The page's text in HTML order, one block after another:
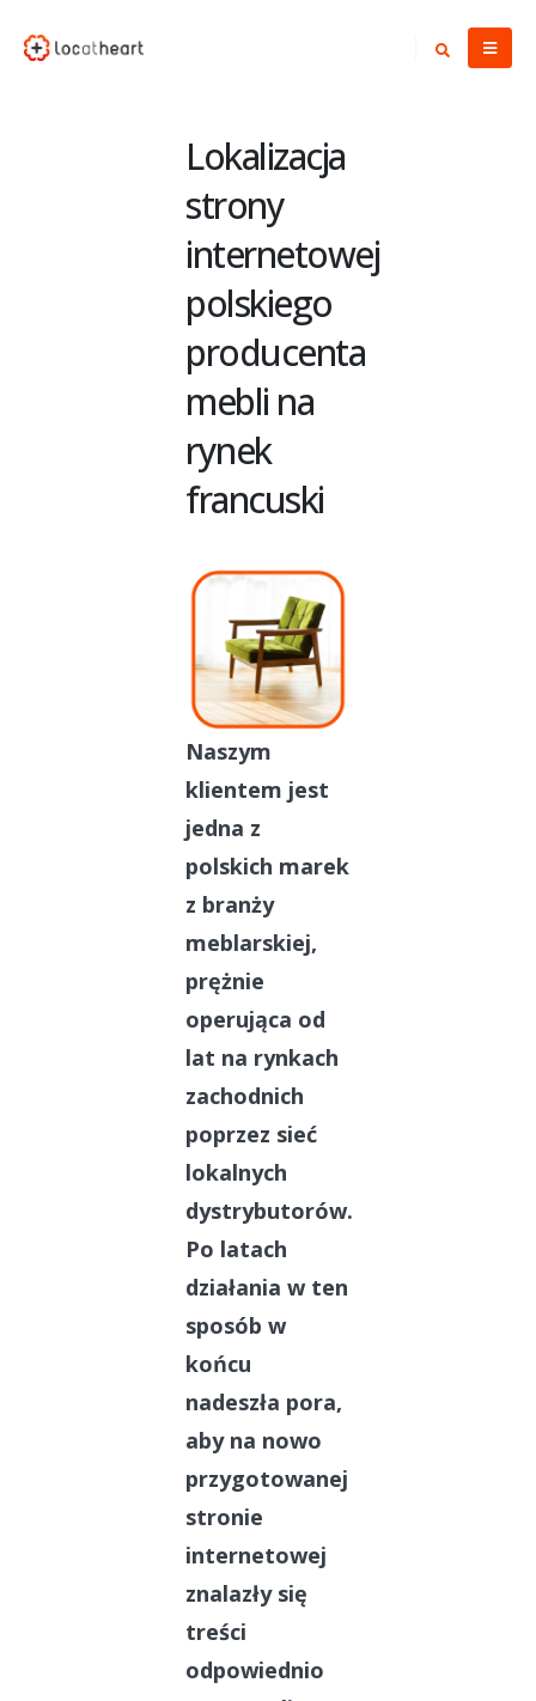
Lokalizacja
strony
internetowej
polskiego
producenta
mebli na
rynek
francuski
Naszym
klientem jest
jedna z
polskich marek
z branży
meblarskiej,
prężnie
operująca od
lat na rynkach
zachodnich
poprzez sieć
lokalnych
dystrybutorów.
Po latach
działania w ten
sposób w
końcu
nadeszła pora,
aby na nowo
przygotowanej
stronie
internetowej
znalazły się
treści
odpowiednio